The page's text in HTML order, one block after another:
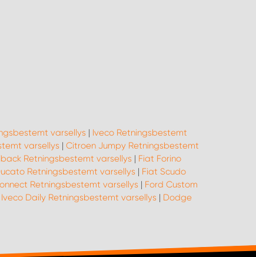
varsellys | Iveco Retningsbestemt
varsellys | Citroen Jumpy Retningsbestemt
Retningsbestemt varsellys | Fiat Forino
Retningsbestemt varsellys | Fiat Scudo
Retningsbestemt varsellys | Ford Custom
Iveco Daily Retningsbestemt varsellys | Dodge